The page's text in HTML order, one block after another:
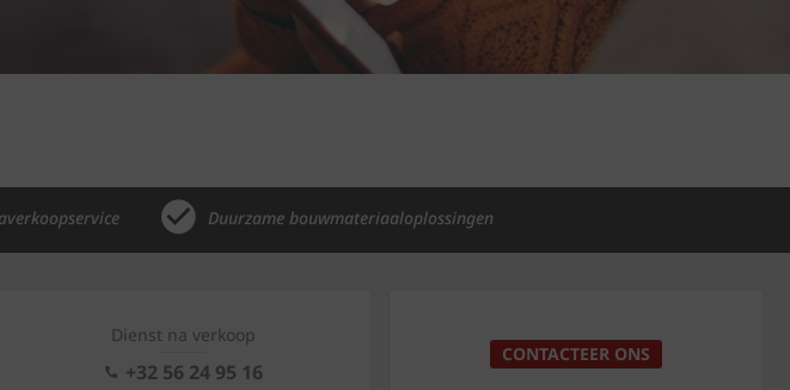
Duurzame bouwmateriaaloplossingen
Dienst na verkoop
+32 56 24 95 16
CONTACTEER ONS